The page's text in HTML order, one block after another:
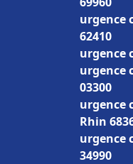
urgence
62410
urgence
urgence
03300
urgence
Rhin
urgence
34990